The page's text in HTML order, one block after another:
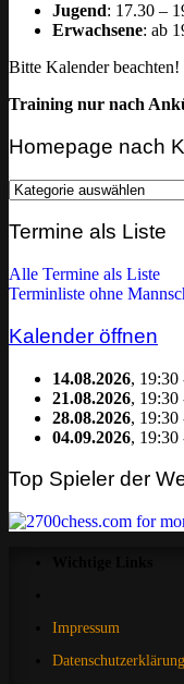
Jugend: 17.30 –
Erwachsene: ab
Bitte Kalender beachten!
Training nur nach
Homepage nach
Homepage
Kategorie
Termine als Liste
Alle Termine als Liste
Terminliste ohne
Kalender öffnen
14.08.2026, 19:30
21.08.2026, 19:30
28.08.2026, 19:30
04.09.2026, 19:30
Top Spieler der
Impressum
Datenschutzerklärung